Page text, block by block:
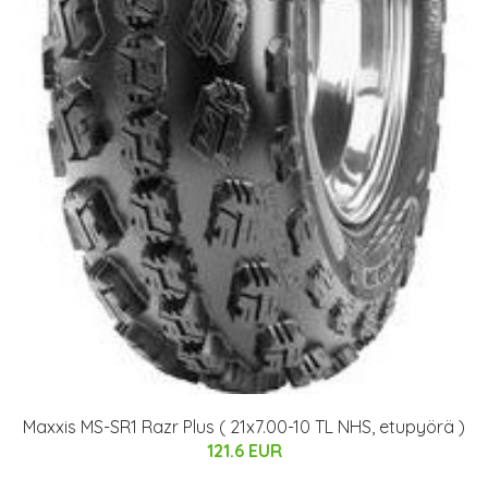
Maxxis MS-SR1 Razr Plus ( 21x7.00-10 TL NHS, etupyörä )
121.6 EUR